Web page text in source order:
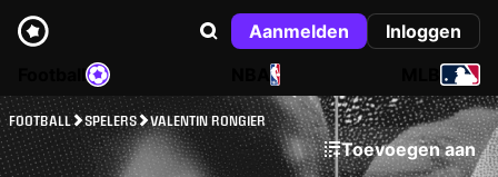
Aanmelden
Inloggen
NBA
FOOTBALL SPELERS VALENTIN RONGIER
Toevoegen aan